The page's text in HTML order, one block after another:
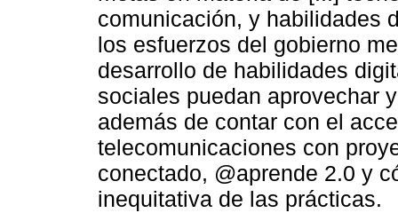
comunicación, y habilidades
los esfuerzos del gobierno
desarrollo de habilidades
sociales puedan aprovechar
además de contar con el
telecomunicaciones con
conectado, @aprende 2.0 y
inequitativa de las prácticas.